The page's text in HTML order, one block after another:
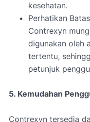
kesehatan.
Perhatikan
Contrexyn
digunakan oleh
tertentu,
petunjuk
5. Kemudahan
Contrexyn tersedia